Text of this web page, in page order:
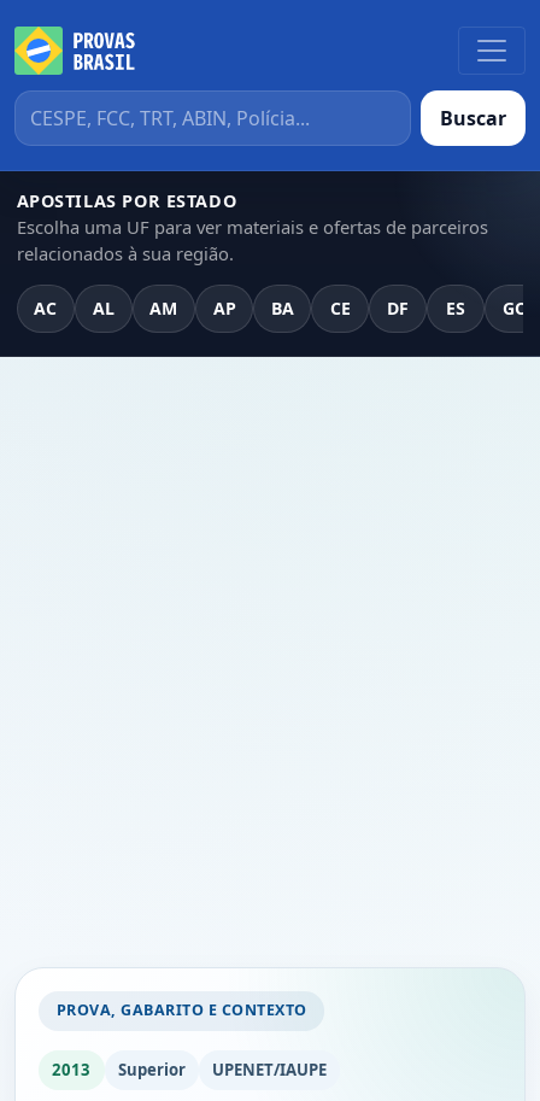
Buscar
APOSTILAS POR ESTADO
Escolha uma UF para ver materiais e ofertas de parceiros
relacionados à sua região.
AC AL AM AP BA CE DF ES GO
PROVA, GABARITO E CONTEXTO
2013 Superior UPENET/IAUPE